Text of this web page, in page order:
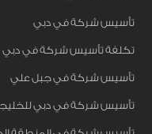
تأسيس شركة في دبي
تكلفة تأسيس شركة في دبي
تأسيس شركة في جبل علي
تأسيس شركة في دبي